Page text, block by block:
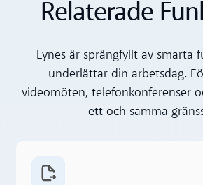
Relaterade
Lynes är sprängfyllt av smarta
underlättar din arbetsdag.
videomöten, telefonkonferenser
ett och samma
Läs mer